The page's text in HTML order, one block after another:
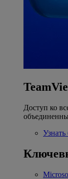
Доступ ко